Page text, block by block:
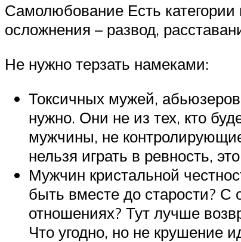
Самолюбование Есть
осложнения – развод,
Не нужно терзать намеками:
Токсичных мужей,
нужно. Они не из тех, кто
мужчины, не
нельзя играть в ревность,
Мужчин кристальной
быть вместе до старости?
отношениях? Тут лучше
Что угодно, но не крушение